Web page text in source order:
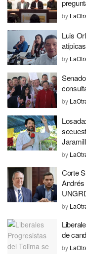
by
Luis
by
by
by
Corte
Andrés
by
de
by